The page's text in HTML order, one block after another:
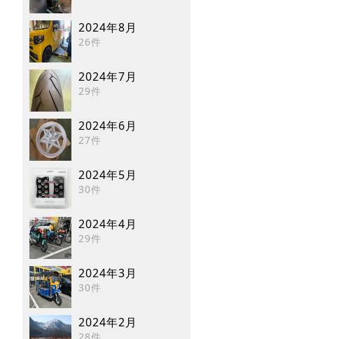
2024年8月
26件
2024年7月
29件
2024年6月
27件
2024年5月
30件
2024年4月
29件
2024年3月
30件
2024年2月